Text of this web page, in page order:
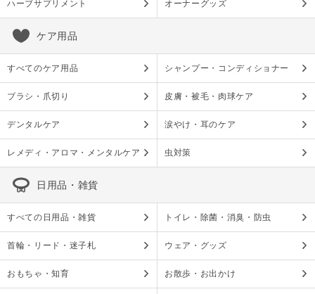
ハーブサプリメント オーナーグッズ
ケア用品
すべてのケア用品 シャンプー・コンディショナー
ブラシ・爪切り 皮膚・被毛・肉球ケア
デンタルケア 涙やけ・耳のケア
レメディ・アロマ・メンタルケア 虫対策
日用品・雑貨
すべての日用品・雑貨 トイレ・除菌・消臭・防虫
首輪・リード・迷子札 ウェア・グッズ
おもちゃ・知育 お散歩・お出かけ